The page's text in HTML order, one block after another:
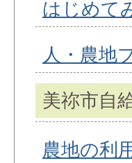
はじめて
人・農地
美祢市自
農地の利